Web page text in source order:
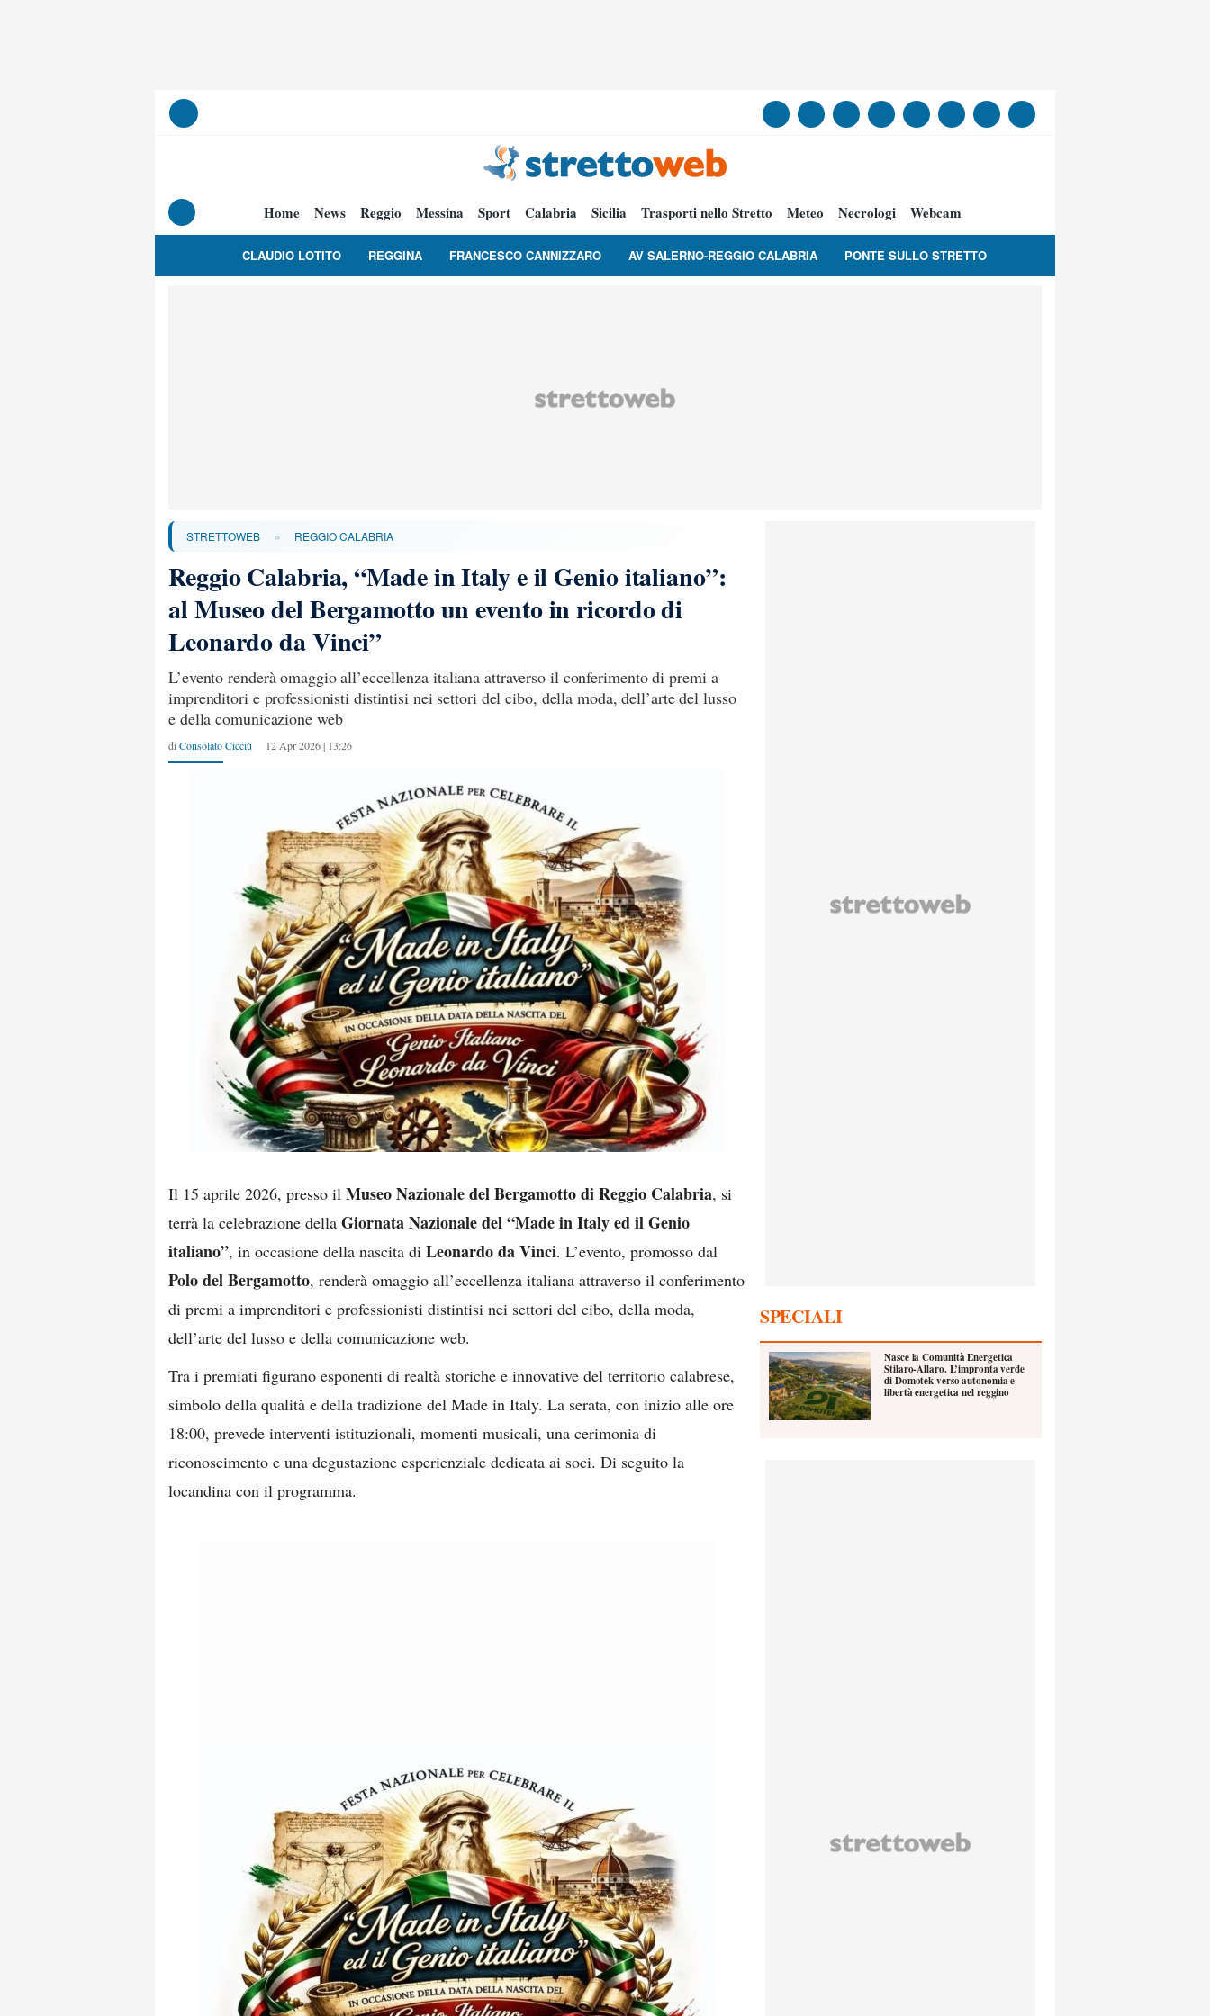
Home News Reggio Messina Sport Calabria Sicilia Trasporti nello Stretto Meteo Necrologi Webcam
CLAUDIO LOTITO REGGINA FRANCESCO CANNIZZARO AV SALERNO-REGGIO CALABRIA PONTE SULLO STRETTO
STRETTOWEB » REGGIO CALABRIA
Reggio Calabria, “Made in Italy e il Genio italiano”:
al Museo del Bergamotto un evento in ricordo di
Leonardo da Vinci”
L’evento renderà omaggio all’eccellenza italiana attraverso il conferimento di premi a
imprenditori e professionisti distintisi nei settori del cibo, della moda, dell’arte del lusso
e della comunicazione web
di Consolato Cicciù 12 Apr 2026 | 13:26
Il 15 aprile 2026, presso il Museo Nazionale del Bergamotto di Reggio Calabria, si
terrà la celebrazione della Giornata Nazionale del “Made in Italy ed il Genio
italiano”, in occasione della nascita di Leonardo da Vinci. L’evento, promosso dal
Polo del Bergamotto, renderà omaggio all’eccellenza italiana attraverso il conferimento
di premi a imprenditori e professionisti distintisi nei settori del cibo, della moda,
dell’arte del lusso e della comunicazione web.
Tra i premiati figurano esponenti di realtà storiche e innovative del territorio calabrese,
simbolo della qualità e della tradizione del Made in Italy. La serata, con inizio alle ore
18:00, prevede interventi istituzionali, momenti musicali, una cerimonia di
riconoscimento e una degustazione esperienziale dedicata ai soci. Di seguito la
locandina con il programma.
SPECIALI
Nasce la Comunità Energetica
Stilaro-Allaro. L’impronta verde
di Domotek verso autonomia e
libertà energetica nel reggino